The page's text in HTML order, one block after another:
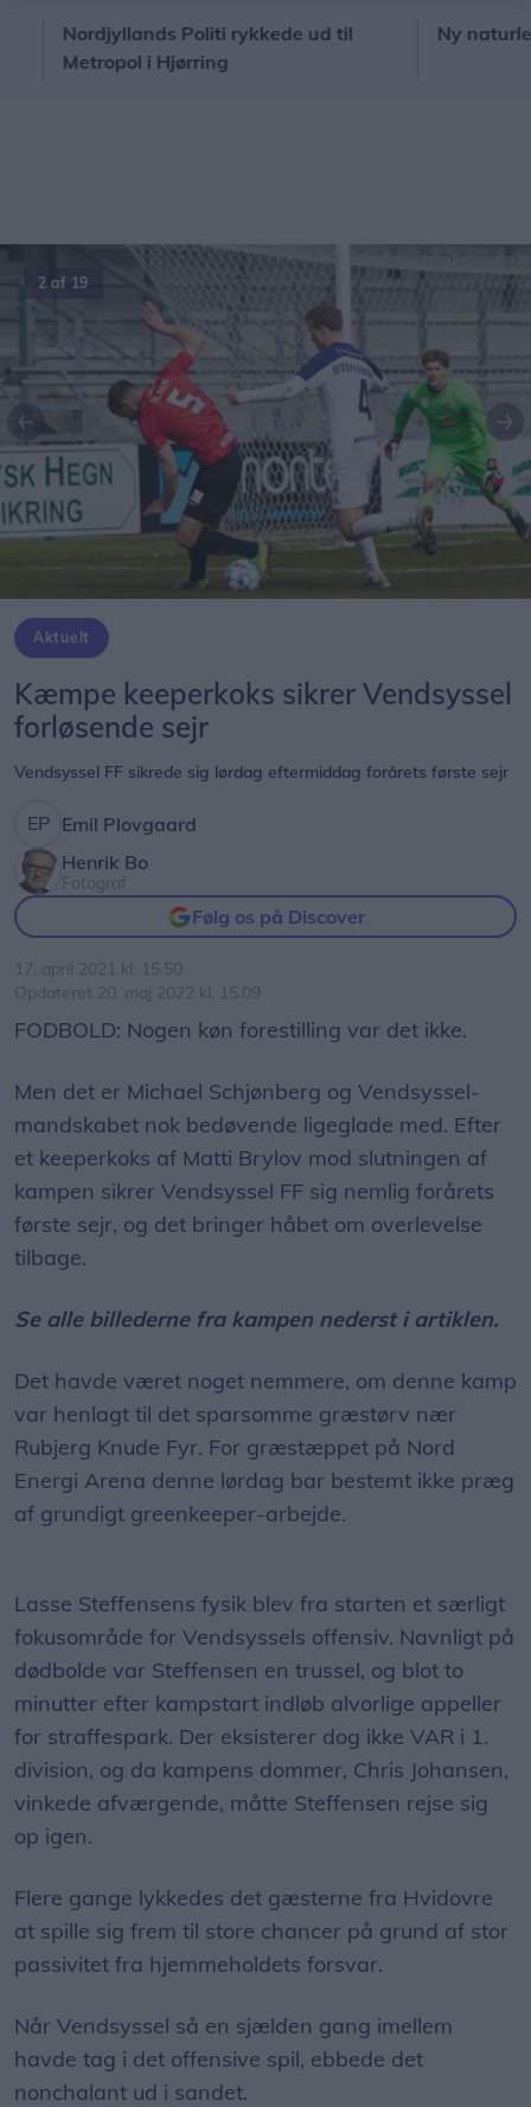
Nordjyllands Politi rykkede ud til
Metropol i Hjørring
Ny
3 af 19
Forrige
Aktuelt
Kæmpe keeperkoks sikrer Vendsyssel
forløsende sejr
Vendsyssel FF sikrede sig lørdag eftermiddag forårets første sejr
Emil Plovgaard
Henrik Bo
Fotograf
Følg os på Discover
17. april 2021 kl. 15.50
Opdateret 20. maj 2022 kl. 15.09
FODBOLD: Nogen køn forestilling var det ikke.
Men det er Michael Schjønberg og Vendsyssel-
mandskabet nok bedøvende ligeglade med. Efter
et keeperkoks af Matti Brylov mod slutningen af
kampen sikrer Vendsyssel FF sig nemlig forårets
første sejr, og det bringer håbet om overlevelse
tilbage.
Se alle billederne fra kampen nederst i artiklen.
Det havde været noget nemmere, om denne kamp
var henlagt til det sparsomme græstørv nær
Rubjerg Knude Fyr. For græstæppet på Nord
Energi Arena denne lørdag bar bestemt ikke præg
af grundigt greenkeeper-arbejde.
Lasse Steffensens fysik blev fra starten et særligt
fokusområde for Vendsyssels offensiv. Navnligt på
dødbolde var Steffensen en trussel, og blot to
minutter efter kampstart indløb alvorlige appeller
for straffespark. Der eksisterer dog ikke VAR i 1.
division, og da kampens dommer, Chris Johansen,
vinkede afværgende, måtte Steffensen rejse sig
op igen.
Flere gange lykkedes det gæsterne fra Hvidovre
at spille sig frem til store chancer på grund af stor
passivitet fra hjemmeholdets forsvar.
Når Vendsyssel så en sjælden gang imellem
havde tag i det offensive spil, ebbede det
nonchalant ud i sandet.